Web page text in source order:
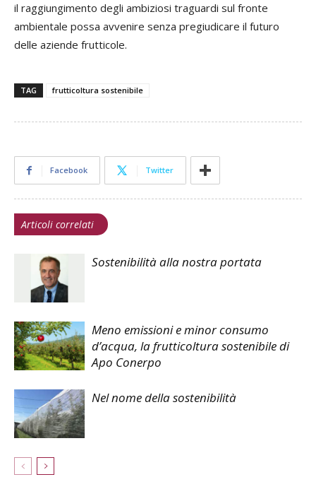
il raggiungimento degli ambiziosi traguardi sul fronte
ambientale possa avvenire senza pregiudicare il futuro
delle aziende frutticole.
TAG frutticoltura sostenibile
Facebook Twitter
Articoli correlati
Sostenibilità alla nostra portata
Meno emissioni e minor consumo
d’acqua, la frutticoltura sostenibile di
Apo Conerpo
Nel nome della sostenibilità